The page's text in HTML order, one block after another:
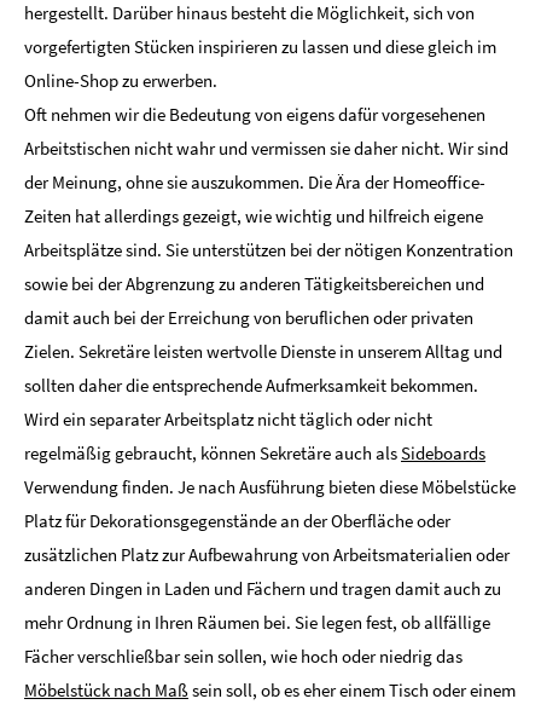
hergestellt. Darüber hinaus besteht die Möglichkeit, sich von
vorgefertigten Stücken inspirieren zu lassen und diese gleich im
Online-Shop zu erwerben.
Oft nehmen wir die Bedeutung von eigens dafür vorgesehenen
Arbeitstischen nicht wahr und vermissen sie daher nicht. Wir sind
der Meinung, ohne sie auszukommen. Die Ära der Homeoffice-
Zeiten hat allerdings gezeigt, wie wichtig und hilfreich eigene
Arbeitsplätze sind. Sie unterstützen bei der nötigen Konzentration
sowie bei der Abgrenzung zu anderen Tätigkeitsbereichen und
damit auch bei der Erreichung von beruflichen oder privaten
Zielen. Sekretäre leisten wertvolle Dienste in unserem Alltag und
sollten daher die entsprechende Aufmerksamkeit bekommen.
Wird ein separater Arbeitsplatz nicht täglich oder nicht
regelmäßig gebraucht, können Sekretäre auch alsSideboards
Verwendung finden. Je nach Ausführung bieten diese Möbelstücke
Platz für Dekorationsgegenstände an der Oberfläche oder
zusätzlichen Platz zur Aufbewahrung von Arbeitsmaterialien oder
anderen Dingen in Laden und Fächern und tragen damit auch zu
mehr Ordnung in Ihren Räumen bei. Sie legen fest, ob allfällige
Fächer verschließbar sein sollen, wie hoch oder niedrig das
Möbelstück nach Maßsein soll, ob es eher einem Tisch oder einem